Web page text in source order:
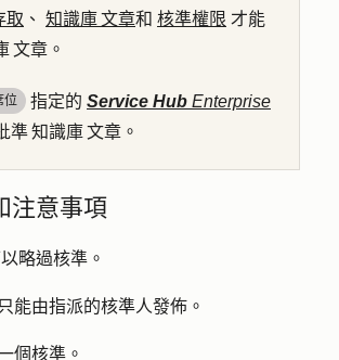
取 、 知識庫 文章和 核準權限 才能
文章。
位 指定的 Service Hub Enterprise
準 知識庫 文章。
注意事項
略過核準。
能由指派的核準人發佈。
個核準。